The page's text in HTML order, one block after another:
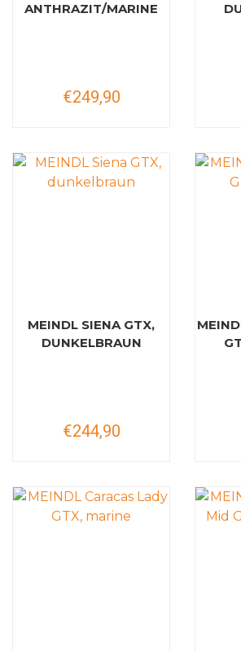
ANTHRAZIT/MARINE
€249,90
MEINDL SIENA GTX,
DUNKELBRAUN
€244,90